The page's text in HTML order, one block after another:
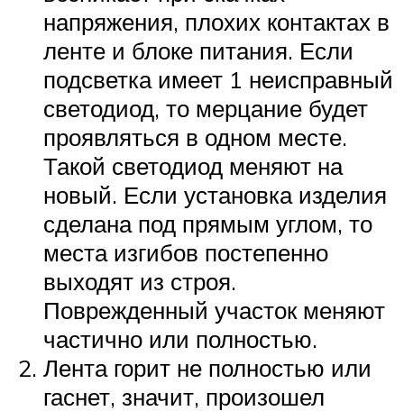
напряжения, плохих контактах в
ленте и блоке питания. Если
подсветка имеет 1 неисправный
светодиод, то мерцание будет
проявляться в одном месте.
Такой светодиод меняют на
новый. Если установка изделия
сделана под прямым углом, то
места изгибов постепенно
выходят из строя.
Поврежденный участок меняют
частично или полностью.
Лента горит не полностью или
гаснет, значит, произошел